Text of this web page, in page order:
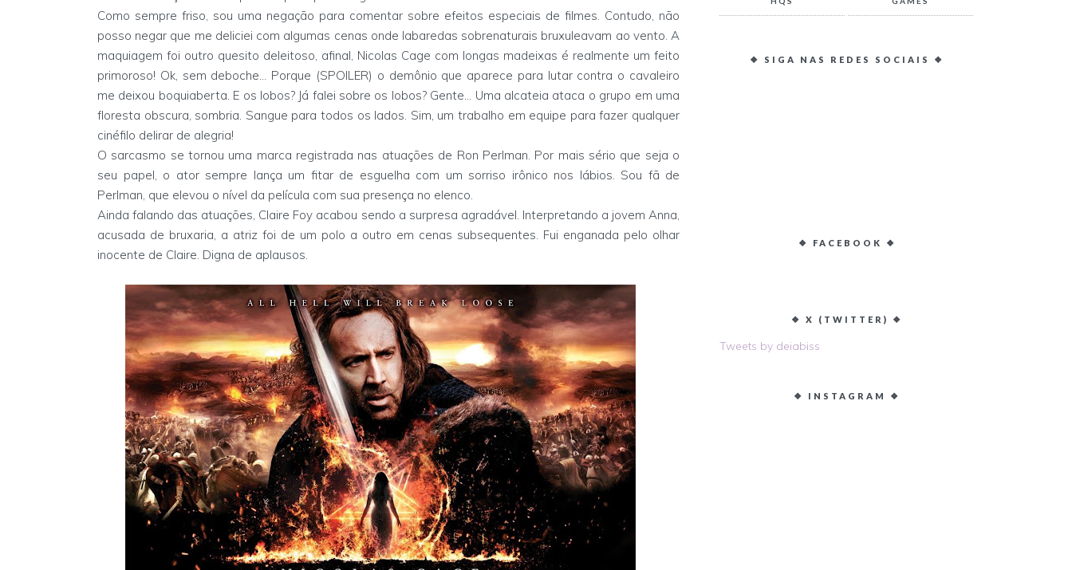
Como sempre friso, sou uma negação para comentar sobre efeitos especiais de filmes. Contudo, não
posso negar que me deliciei com algumas cenas onde labaredas sobrenaturais bruxuleavam ao vento. A
maquiagem foi outro quesito deleitoso, afinal, Nicolas Cage com longas madeixas é realmente um feito
primoroso! Ok, sem deboche... Porque (SPOILER) o demônio que aparece para lutar contra o cavaleiro
me deixou boquiaberta. E os lobos? Já falei sobre os lobos? Gente... Uma alcateia ataca o grupo em uma
floresta obscura, sombria. Sangue para todos os lados. Sim, um trabalho em equipe para fazer qualquer
cinéfilo delirar de alegria!
O sarcasmo se tornou uma marca registrada nas atuações de Ron Perlman. Por mais sério que seja o
seu papel, o ator sempre lança um fitar de esguelha com um sorriso irônico nos lábios. Sou fã de
Perlman, que elevou o nível da película com sua presença no elenco.
Ainda falando das atuações, Claire Foy acabou sendo a surpresa agradável. Interpretando a jovem Anna,
acusada de bruxaria, a atriz foi de um polo a outro em cenas subsequentes. Fui enganada pelo olhar
inocente de Claire. Digna de aplausos.
❖ SIGA NAS REDES SOCIAIS ❖
❖ FACEBOOK ❖
❖ X (TWITTER) ❖
Tweets by deiabiss
❖ INSTAGRAM ❖